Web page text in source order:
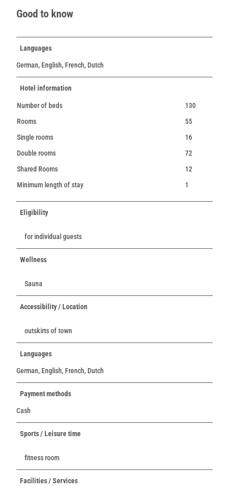
Good to know
Languages
German, English, French, Dutch
Hotel information
Number of beds
130
Rooms
55
Single rooms
16
Double rooms
72
Shared Rooms
12
Minimum length of stay
1
Eligibility
for individual guests
Wellness
Sauna
Accessibility / Location
outskirts of town
Languages
German, English, French, Dutch
Payment methods
Cash
Sports / Leisure time
fitness room
Facilities / Services